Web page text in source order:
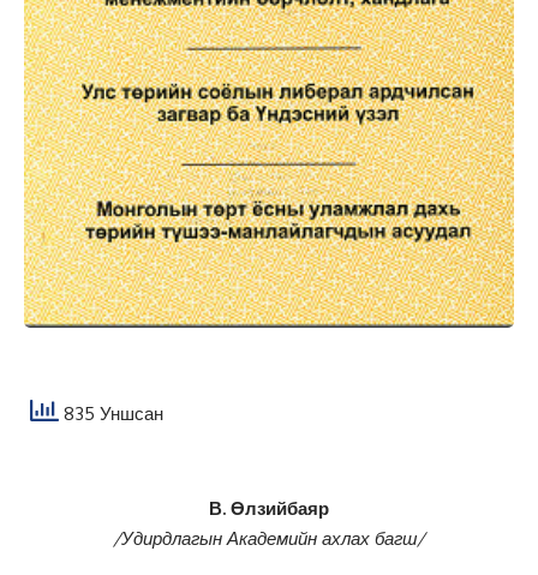
835 Уншсан
В. Өлзийбаяр
/Удирдлагын Академийн ахлах багш/